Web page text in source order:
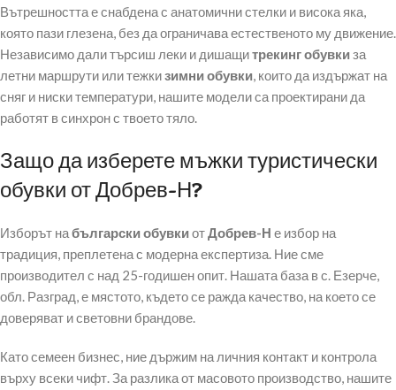
Вътрешността е снабдена с анатомични стелки и висока яка,
която пази глезена, без да ограничава естественото му движение.
Независимо дали търсиш леки и дишащитрекинг обувкиза
летни маршрути или тежкизимни обувки, които да издържат на
сняг и ниски температури, нашите модели са проектирани да
работят в синхрон с твоето тяло.
Защо да изберете мъжки туристически
обувки от Добрев-Н?
Изборът набългарски обувкиотДобрев-Н е избор на
традиция, преплетена с модерна експертиза. Ние сме
производител с над 25-годишен опит. Нашата база в с. Езерче,
обл. Разград, е мястото, където се ражда качество, на което се
доверяват и световни брандове.
Като семеен бизнес, ние държим на личния контакт и контрола
върху всеки чифт. За разлика от масовото производство, нашите